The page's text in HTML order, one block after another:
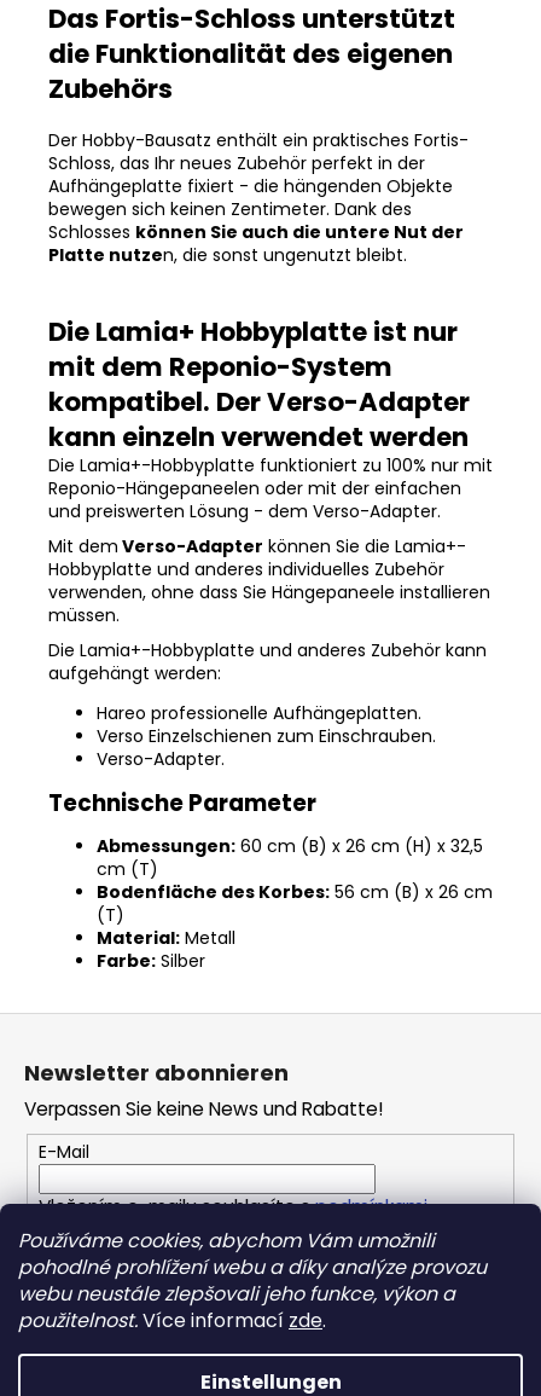
Používáme cookies, abychom Vám umožnili
pohodlné prohlížení webu a díky analýze provozu
webu neustále zlepšovali jeho funkce, výkon a
použitelnost.Více informací zde.
Einstellungen
Das Fortis-Schloss unterstützt
die Funktionalität des eigenen
Zubehörs
Der Hobby-Bausatz enthält ein praktisches Fortis-
Schloss, das Ihr neues Zubehör perfekt in der
Aufhängeplatte fixiert - die hängenden Objekte
bewegen sich keinen Zentimeter. Dank des
Schlosses können Sie auch die untere Nut der
Platte nutzen, die sonst ungenutzt bleibt.
Die Lamia+ Hobbyplatte ist nur
mit dem Reponio-System
kompatibel. Der Verso-Adapter
kann einzeln verwendet werden
Die Lamia+-Hobbyplatte funktioniert zu 100% nur mit
Reponio-Hängepaneelen oder mit der einfachen
und preiswerten Lösung - dem Verso-Adapter.
Mit dem Verso-Adapter können Sie die Lamia+-
Hobbyplatte und anderes individuelles Zubehör
verwenden, ohne dass Sie Hängepaneele installieren
müssen.
Die Lamia+-Hobbyplatte und anderes Zubehör kann
aufgehängt werden:
Hareo professionelle Aufhängeplatten.
Verso Einzelschienen zum Einschrauben.
Verso-Adapter.
Technische Parameter
Abmessungen: 60 cm (B) x 26 cm (H) x 32,5
cm (T)
Bodenfläche des Korbes: 56 cm (B) x 26 cm
(T)
Material: Metall
Farbe: Silber
l
Newsletter abonnieren
Verpassen Sie keine News und Rabatte!
E-Mail
Vložením e-mailu souhlasíte spodmínkami
ochrany osobních údajů
ANMELDEN